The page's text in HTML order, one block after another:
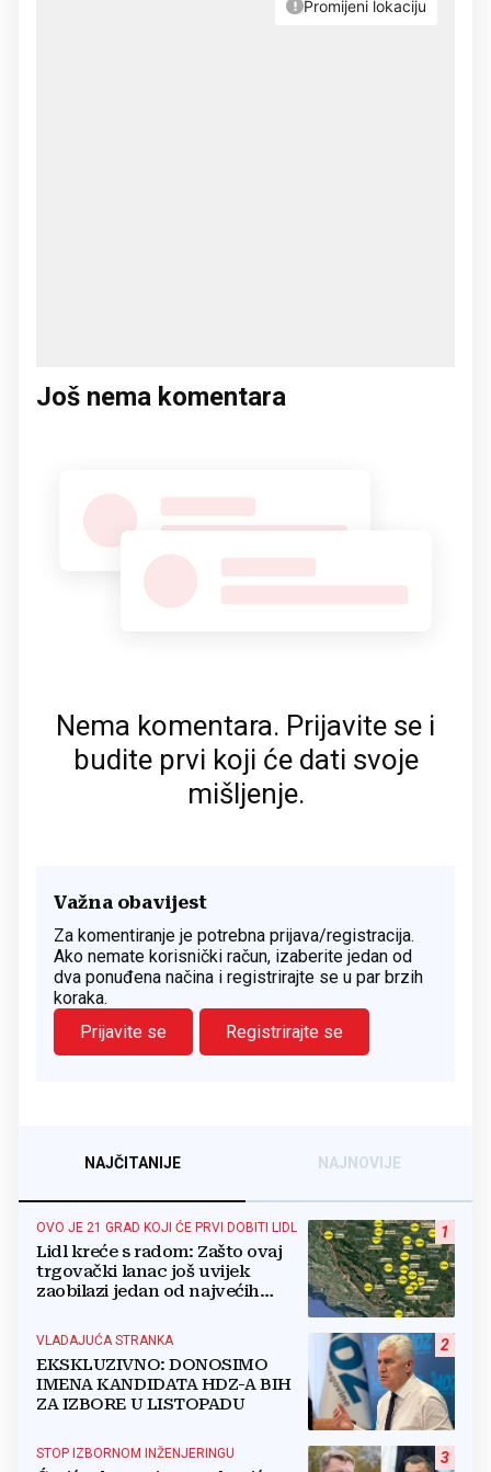
Još nema komentara
Nema komentara. Prijavite se i
budite prvi koji će dati svoje
mišljenje.
Važna obavijest
Za komentiranje je potrebna prijava/registracija.
Ako nemate korisnički račun, izaberite jedan od
dva ponuđena načina i registrirajte se u par brzih
koraka.
Prijavite se
Registrirajte se
NAJČITANIJE NAJNOVIJE
1
OVO JE 21 GRAD KOJI ĆE PRVI DOBITI LIDL
Lidl kreće s radom: Zašto ovaj
trgovački lanac još uvijek
zaobilazi jedan od najvećih
2
VLADAJUĆA STRANKA
EKSKLUZIVNO: DONOSIMO
IMENA KANDIDATA HDZ-A BIH
ZA IZBORE U LISTOPADU
3
STOP IZBORNOM INŽENJERINGU